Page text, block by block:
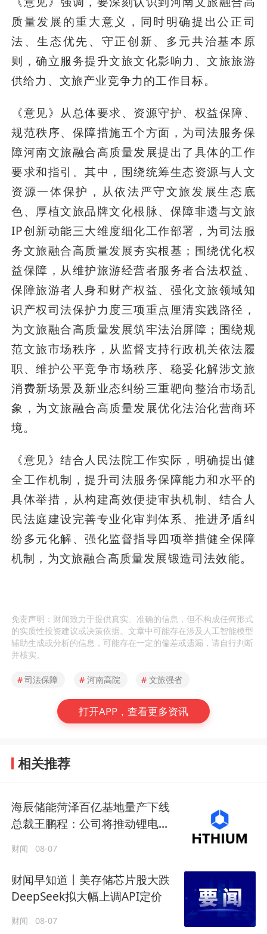
质量发展的重大意义，同时明确提出公正司
法、生态优先、守正创新、多元共治基本原
则，确立服务提升文旅文化影响力、文旅旅游
供给力、文旅产业竞争力的工作目标。
《意见》从总体要求、资源守护、权益保障、
规范秩序、保障措施五个方面，为司法服务保
障河南文旅融合高质量发展提出了具体的工作
要求和指引。其中，围绕统筹生态资源与人文
资源一体保护，从依法严守文旅发展生态底
色、厚植文旅品牌文化根脉、保障非遗与文旅
IP创新动能三大维度细化工作部署，为司法服
务文旅融合高质量发展夯实根基；围绕优化权
益保障，从维护旅游经营者服务者合法权益、
保障旅游者人身和财产权益、强化文旅领域知
识产权司法保护力度三项重点厘清实践路径，
为文旅融合高质量发展筑牢法治屏障；围绕规
范文旅市场秩序，从监督支持行政机关依法履
职、维护公平竞争市场秩序、稳妥化解涉文旅
消费新场景及新业态纠纷三重靶向整治市场乱
象，为文旅融合高质量发展优化法治化营商环
境。
《意见》结合人民法院工作实际，明确提出健
全工作机制，提升司法服务保障能力和水平的
具体举措，从构建高效便捷审执机制、结合人
民法庭建设完善专业化审判体系、推进矛盾纠
纷多元化解、强化监督指导四项举措健全保障
机制，为文旅融合高质量发展锻造司法效能。
免责声明：财闻致力于提供真实、准确的信息，但不构成任何形式
的实质性投资建议或决策依据。文章中可能存在涉及人工智能模型
辅助生成或分析的信息，可能存在一定的偏差或遗漏，请自行判断
并核实。
#司法保障 # 河南高院 # 文旅强省
打开APP，查看更多资讯
相关推荐
海辰储能菏泽百亿基地量产下线
总裁王鹏程：公司将推动锂电长
财闻 08-07
财闻早知道丨美存储芯片股大跌
DeepSeek拟大幅上调API定价
财闻 08-07